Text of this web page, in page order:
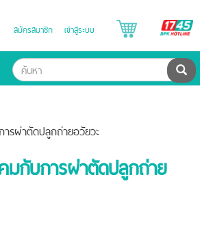
สมัครสมาชิก เข้าสู่ระบบ
ค้น
รผ่าตัดปลูกถ่ายอวัยวะ
มกับการผ่าตัดปลูกถ่าย